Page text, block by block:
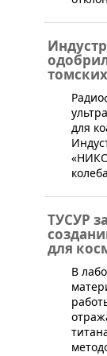
для
ТУСУР
для
В